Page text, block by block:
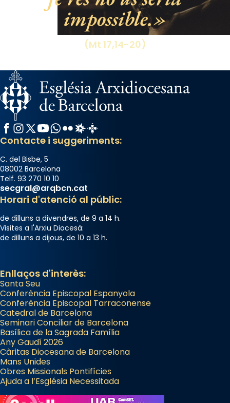
impossible.
(Mt 17,14-20)
Facebook
Instagram
X / Twitter
YouTube
WhatsApp
FlickrRadio Estel
Catalunya Cristiana
Contacte i suggeriments:
C. del Bisbe, 5
08002 Barcelona
Telf. 93 270 10 10
secgral@arqbcn.cat
Horari d'atenció al públic:
de dilluns a divendres, de 9 a 14 h.
Visites a l'Arxiu Diocesà:
de dilluns a dijous, de 10 a 13 h.
Enllaços d'interès:
Santa Seu
Conferència Episcopal Espanyola
Conferència Episcopal Tarraconense
Catedral de Barcelona
Seminari Conciliar de Barcelona
Basílica de la Sagrada Família
Any Gaudí 2026
Càritas Diocesana de Barcelona
Mans Unides
Obres Missionals Pontifícies
Ajuda a l’Església Necessitada